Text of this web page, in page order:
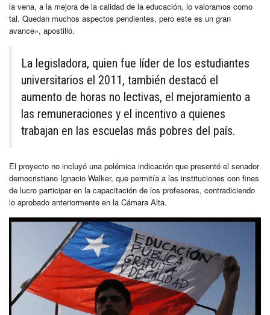
la vena, a la mejora de la calidad de la educación, lo valoramos como
tal. Quedan muchos aspectos pendientes, pero este es un gran
avance», apostilló.
La legisladora, quien fue líder de los estudiantes
universitarios el 2011, también destacó el
aumento de horas no lectivas, el mejoramiento a
las remuneraciones y el incentivo a quienes
trabajan en las escuelas más pobres del país.
El proyecto no incluyó una polémica indicación que presentó el senador
democristiano Ignacio Walker, que permitía a las instituciones con fines
de lucro participar en la capacitación de los profesores, contradiciendo
lo aprobado anteriormente en la Cámara Alta.